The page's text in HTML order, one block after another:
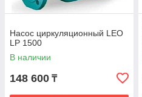
Насос циркуляционный LEO
LP 1500
В наличии
148 600 ₸